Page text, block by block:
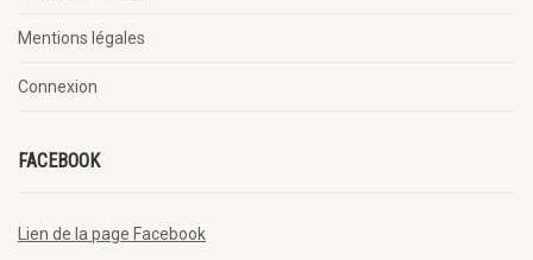
Mentions légales
Connexion
FACEBOOK
Lien de la page Facebook